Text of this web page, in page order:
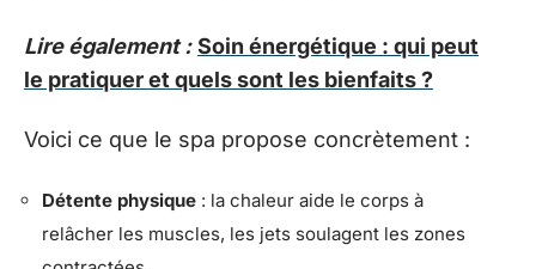
Lire également : Soin énergétique : qui peut
le pratiquer et quels sont les bienfaits ?
Voici ce que le spa propose concrètement :
Détente physique : la chaleur aide le corps à
relâcher les muscles, les jets soulagent les zones